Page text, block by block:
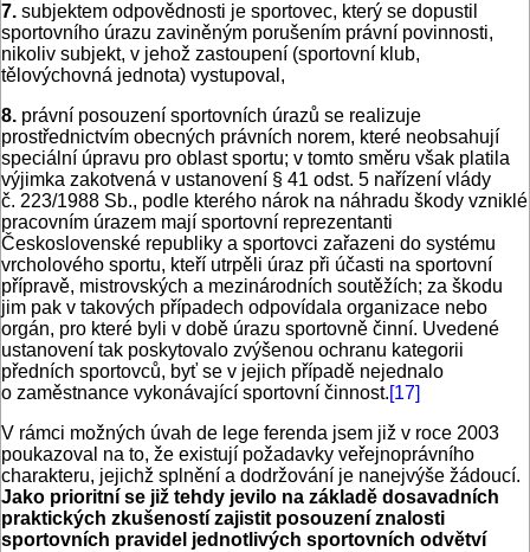
7. subjektem odpovědnosti je sportovec, který se dopustil
sportovního úrazu zaviněným porušením právní povinnosti,
nikoliv subjekt, v jehož zastoupení (sportovní klub,
tělovýchovná jednota) vystupoval,
8. právní posouzení sportovních úrazů se realizuje
prostřednictvím obecných právních norem, které neobsahují
speciální úpravu pro oblast sportu; v tomto směru však platila
výjimka zakotvená v ustanovení § 41 odst. 5 nařízení vlády
č. 223/1988 Sb., podle kterého nárok na náhradu škody vzniklé
pracovním úrazem mají sportovní reprezentanti
Československé republiky a sportovci zařazeni do systému
vrcholového sportu, kteří utrpěli úraz při účasti na sportovní
přípravě, mistrovských a mezinárodních soutěžích; za škodu
jim pak v takových případech odpovídala organizace nebo
orgán, pro které byli v době úrazu sportovně činní. Uvedené
ustanovení tak poskytovalo zvýšenou ochranu kategorii
předních sportovců, byť se v jejich případě nejednalo
o zaměstnance vykonávající sportovní činnost.[17]
V rámci možných úvah de lege ferenda jsem již v roce 2003
poukazoval na to, že existují požadavky veřejnoprávního
charakteru, jejichž splnění a dodržování je nanejvýše žádoucí.
Jako prioritní se již tehdy jevilo na základě dosavadních
praktických zkušeností zajistit posouzení znalosti
sportovních pravidel jednotlivých sportovních odvětví